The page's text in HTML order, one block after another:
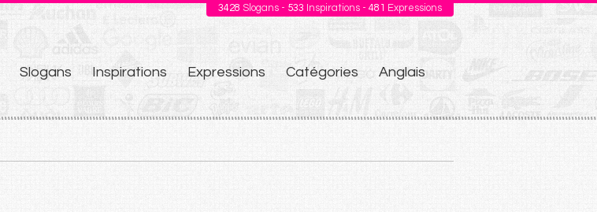
3428 Slogans - 533 Inspirations - 481 Expressions
Slogans Inspirations Expressions Catégories Anglais